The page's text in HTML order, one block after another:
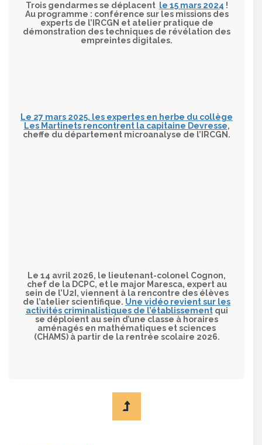
Trois gendarmes se déplacent le 15 mars 2024 !
Au programme : conférence sur les missions des
experts de l’IRCGN et atelier pratique de
démonstration des techniques de révélation des
empreintes digitales.
Le 27 mars 2025, les expertes en herbe du collège
Les Martinets rencontrent la capitaine Devresse,
cheffe du département microanalyse de l’IRCGN.
Le 14 avril 2026, le lieutenant-colonel Cognon,
chef de la DCPC, et le major Maresca, expert au
sein de l’U2I, viennent à la rencontre des élèves
de l’atelier scientifique. Une vidéo revient sur les
activités criminalistiques de l’établissementqui
se déploient au sein d’une classe à horaires
aménagés en mathématiques et sciences
(CHAMS) à partir de la rentrée scolaire 2026.